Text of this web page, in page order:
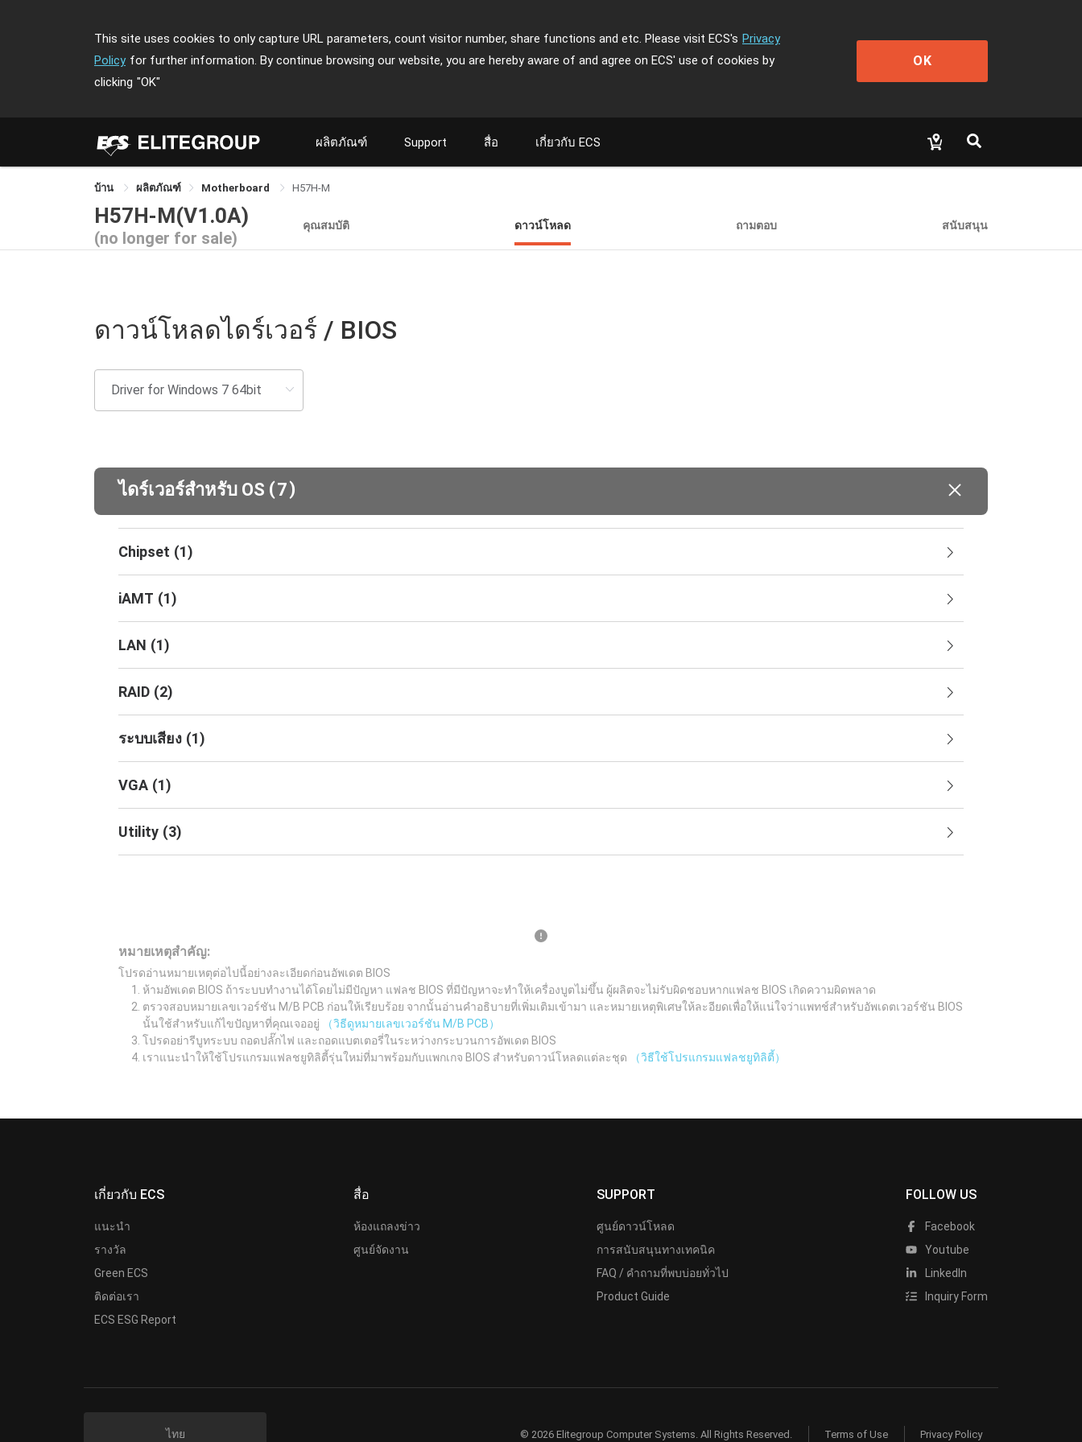
This site uses cookies to only capture URL parameters, count visitor number, share functions and etc. Please visit ECS's Privacy
Policy for further information. By continue browsing our website, you are hereby aware of and agree on ECS' use of cookies by
clicking "OK"
OK
ผลิตภัณฑ์ Support สื่อ เกี่ยวกับ ECS
บ้าน ผลิตภัณฑ์ Motherboard H57H-M
H57H-M(V1.0A)
(no longer for sale)
คุณสมบัติ ดาวน์โหลด ถามตอบ สนับสนุน
ดาวน์โหลดไดร์เวอร์ / BIOS
ไดร์เวอร์สำหรับ OS (7)
Chipset (1)
iAMT (1)
LAN (1)
RAID (2)
ระบบเสียง (1)
VGA (1)
Utility (3)
หมายเหตุสำคัญ:
โปรดอ่านหมายเหตุต่อไปนี้อย่างละเอียดก่อนอัพเดต BIOS
ห้ามอัพเดต BIOS ถ้าระบบทำงานได้โดยไม่มีปัญหา แฟลช BIOS ที่มีปัญหาจะทำให้เครื่องบูตไม่ขึ้น ผู้ผลิตจะไม่รับผิดชอบหากแฟลช BIOS เกิดความผิดพลาด
ตรวจสอบหมายเลขเวอร์ชัน M/B PCB ก่อนให้เรียบร้อย จากนั้นอ่านคำอธิบายที่เพิ่มเติมเข้ามา และหมายเหตุพิเศษให้ละอียดเพื่อให้แน่ใจว่าแพทช์สำหรับอัพเดตเวอร์ชัน BIOS
นั้นใช้สำหรับแก้ไขปัญหาที่คุณเจออยู่
（วิธีดูหมายเลขเวอร์ชัน M/B PCB）
โปรดอย่ารีบูทระบบ ถอดปลั๊กไฟ และถอดแบตเตอรี่ในระหว่างกระบวนการอัพเดต BIOS
เราแนะนำให้ใช้โปรแกรมแฟลชยูทิลิตี้รุ่นใหม่ที่มาพร้อมกับแพกเกจ BIOS สำหรับดาวน์โหลดแต่ละชุด
（วิธีใช้โปรแกรมแฟลชยูทิลิตี้）
เกี่ยวกับ ECS
แนะนำ
รางวัล
Green ECS
ติดต่อเรา
ECS ESG Report
สื่อ
ห้องแถลงข่าว
ศูนย์จัดงาน
SUPPORT
ศูนย์ดาวน์โหลด
การสนับสนุนทางเทคนิค
FAQ / คำถามที่พบบ่อยทั่วไป
Product Guide
FOLLOW US
Facebook
Youtube
LinkedIn
Inquiry Form
ไทย © 2026 Elitegroup Computer Systems. All Rights Reserved. Terms of Use Privacy Policy